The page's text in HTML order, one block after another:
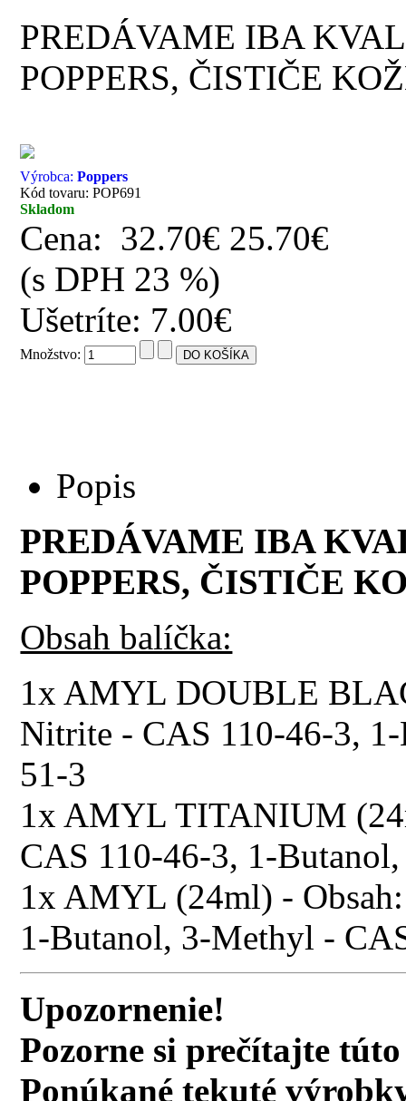
PREDÁVAME IBA
POPPERS, ČISTIČE
Výrobca:Poppers
Kód tovaru: POP691
Skladom
Cena: 32.70€ 25.70€
(s DPH 23 %)
Ušetríte: 7.00€
Množstvo:
Popis
PREDÁVAME IBA
POPPERS, ČISTIČE
Obsah balíčka:
1x AMYL DOUBLE
Nitrite - CAS 110-46-3,
51-3
1x AMYL TITANIUM
CAS 110-46-3, 1-
1x AMYL (24ml) -
1-Butanol, 3-Methyl -
Upozornenie!
Pozorne si prečítajte
Ponúkané tekuté